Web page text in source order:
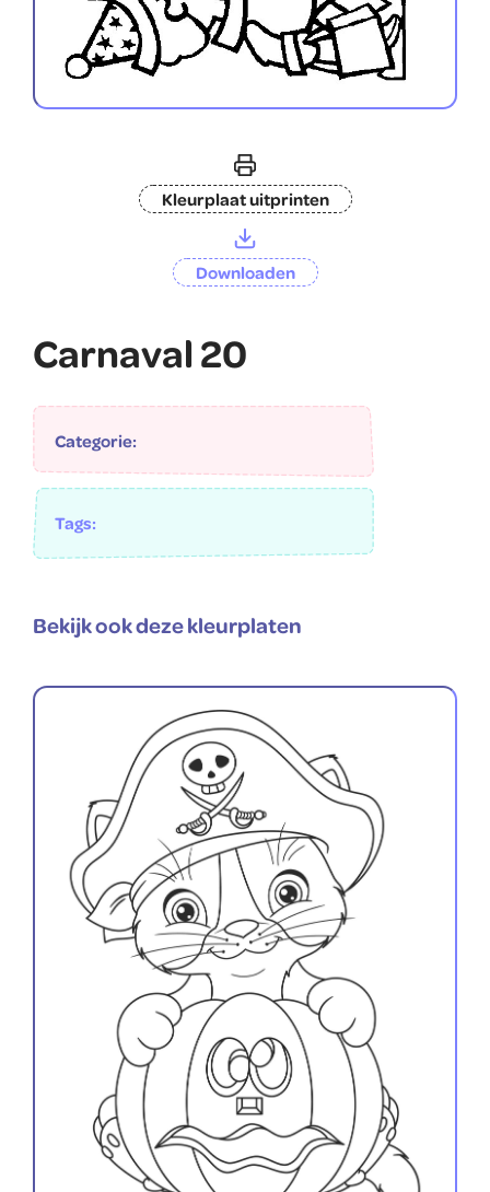
Kleurplaat uitprinten
Downloaden
Carnaval 20
Categorie:
Tags:
Bekijk ook deze kleurplaten